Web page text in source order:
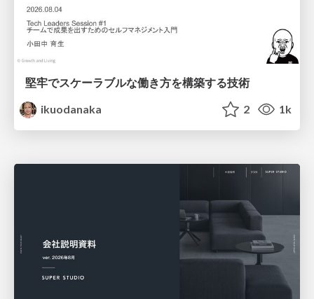
堅牢でスケーラブルな働き方を構築する技術
ikuodanaka
2 1k